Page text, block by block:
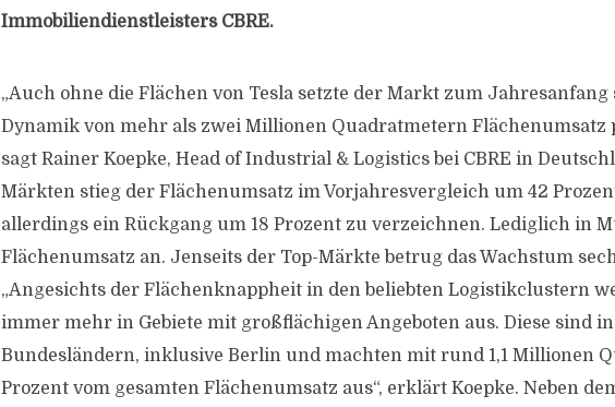
Immobiliendienstleisters CBRE.
„Auch ohne die Flächen von Tesla setzte der Markt zum Jahresanfang
Dynamik von mehr als zwei Millionen Quadratmetern Flächenumsatz
sagt Rainer Koepke, Head of Industrial & Logistics bei CBRE in
Märkten stieg der Flächenumsatz im Vorjahresvergleich um 42
allerdings ein Rückgang um 18 Prozent zu verzeichnen. Lediglich in
Flächenumsatz an. Jenseits der Top-Märkte betrug das Wachstum
„Angesichts der Flächenknappheit in den beliebten Logistikclustern
immer mehr in Gebiete mit großflächigen Angeboten aus. Diese sind
Bundesländern, inklusive Berlin und machten mit rund 1,1 Millionen
Prozent vom gesamten Flächenumsatz aus“, erklärt Koepke. Neben